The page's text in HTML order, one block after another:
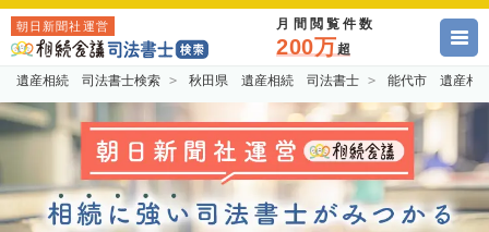
朝日新聞社運営 月間閲覧件数
200万超
遺産相続 司法書士検索 秋田県 遺産相続 司法書士 能代市 遺産相